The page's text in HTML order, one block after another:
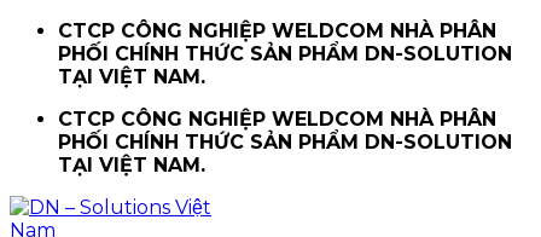
ChuyểnCTCP CÔNG NGHIỆP WELDCOM NHÀ PHÂN
PHỐI CHÍNH THỨC SẢN PHẨM DN-SOLUTION
TẠI VIỆT NAM.
CTCP CÔNG NGHIỆP WELDCOM NHÀ PHÂN
PHỐI CHÍNH THỨC SẢN PHẨM DN-SOLUTION
TẠI VIỆT NAM.